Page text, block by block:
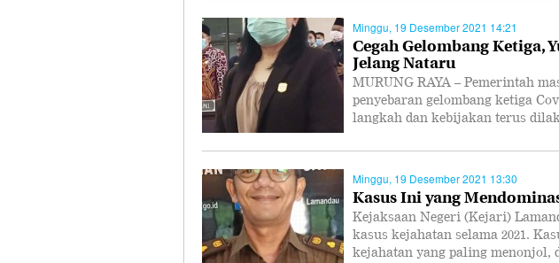
Minggu, 19 Desember 2021 14:21
Cegah Gelombang Ketiga,
Jelang Nataru
MURUNG RAYA – Pemerintah
penyebaran gelombang ketiga
langkah dan kebijakan terus
Minggu, 19 Desember 2021 13:30
Kasus Ini yang
Kejaksaan Negeri (Kejari)
kasus kejahatan selama 2021.
kejahatan yang paling menonjol,